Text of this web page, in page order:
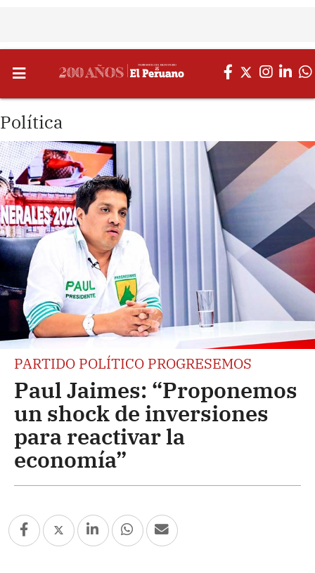
Política
PARTIDO POLÍTICO PROGRESEMOS
Paul Jaimes: “Proponemos
un shock de inversiones
para reactivar la
economía”